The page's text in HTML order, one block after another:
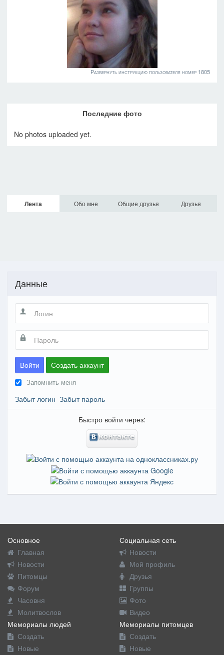
Развернуть инструкцию пользователя номер 1805
Последние фото
No photos uploaded yet.
Лента Обо мне Общие друзья Друзья
Данные
Войти Создать аккаунт
Запомнить меня
Забыт логин Забыт пароль
Быстро войти через:
Основное
Главная
Новости
Питомцы
Форум
Часовня
Молитвослов
Социальная сеть
Новости
Мой профиль
Друзья
Группы
Фото
Видео
Мемориалы людей
Создать
Новые
Мемориалы питомцев
Создать
Новые